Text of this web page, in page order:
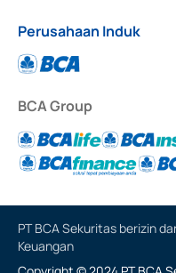
Perusahaan Induk
BCA Group
PT BCA Sekuritas berizin
Keuangan